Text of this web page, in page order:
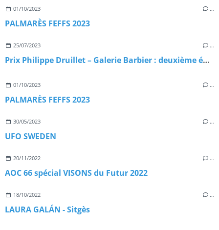
01/10/2023 …
PALMARÈS FEFFS 2023
25/07/2023 …
Prix Philippe Druillet – Galerie Barbier : deuxième édition !
01/10/2023 …
PALMARÈS FEFFS 2023
30/05/2023 …
UFO SWEDEN
20/11/2022 …
AOC 66 spécial VISONS du Futur 2022
18/10/2022 …
LAURA GALÁN - Sitgès